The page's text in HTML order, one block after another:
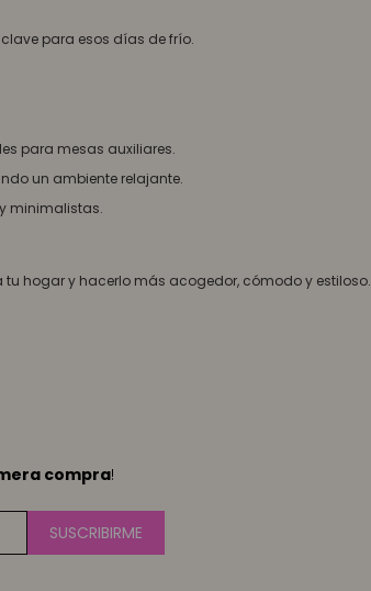
para esos días de frío.
para mesas auxiliares.
un ambiente relajante.
minimalistas.
tu hogar y hacerlo más acogedor, cómodo y estiloso.
compra!
SUSCRIBIRME